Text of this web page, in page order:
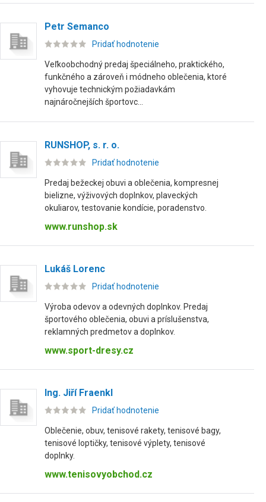
Petr Semanco
Pridať hodnotenie
Veľkoobchodný predaj špeciálneho, praktického,
funkčného a zároveň i módneho oblečenia, ktoré
vyhovuje technickým požiadavkám
najnáročnejších športovc...
RUNSHOP, s. r. o.
Pridať hodnotenie
Predaj bežeckej obuvi a oblečenia, kompresnej
bielizne, výživových doplnkov, plaveckých
okuliarov, testovanie kondície, poradenstvo.
www.runshop.sk
Lukáš Lorenc
Pridať hodnotenie
Výroba odevov a odevných doplnkov. Predaj
športového oblečenia, obuvi a príslušenstva,
reklamných predmetov a doplnkov.
www.sport-dresy.cz
Ing. Jiří Fraenkl
Pridať hodnotenie
Oblečenie, obuv, tenisové rakety, tenisové bagy,
tenisové loptičky, tenisové výplety, tenisové
doplnky.
www.tenisovyobchod.cz